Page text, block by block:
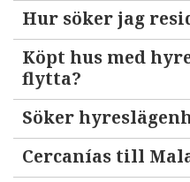
Hur söker jag
Köpt hus med
flytta?
Söker
Cercanías till